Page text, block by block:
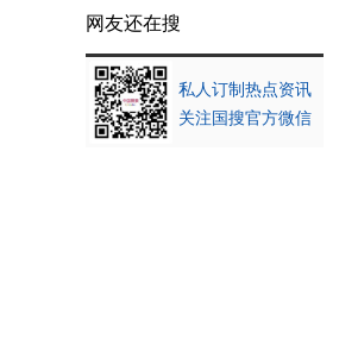
网友还在搜
私人订制热点资讯
关注国搜官方微信